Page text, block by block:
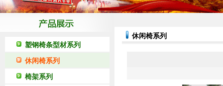
塑钢椅条型材系列
休闲椅系列
椅架系列
休闲椅系列